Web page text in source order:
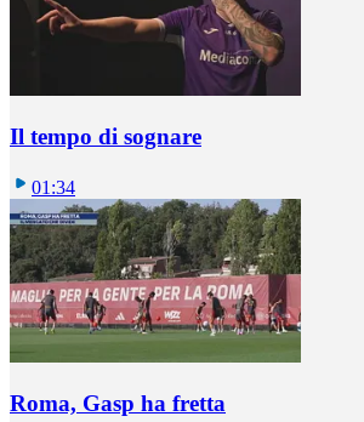
Il tempo di sognare
01:34
Roma, Gasp ha fretta